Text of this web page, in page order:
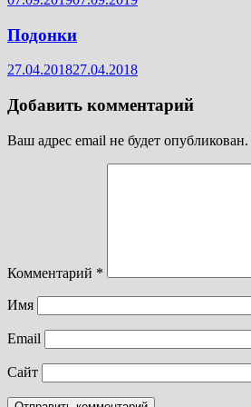
Подонки
27.04.201827.04.2018
Добавить комментарий
Ваш адрес email не будет опубликован.
Комментарий *
Имя
Email
Сайт